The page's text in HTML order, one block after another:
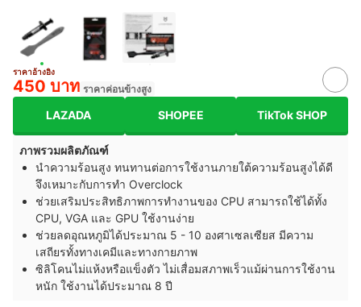
ราคาอ้างอิง
450 บาท ราคาค่อนข้างสูง
LAZADA SHOPEE TikTok SHOP
ภาพรวมผลิตภัณฑ์
นำความร้อนสูง ทนทานต่อการใช้งานภายใต้ความร้อนสูงได้ดี
จึงเหมาะกับการทำ Overclock
ช่วยเสริมประสิทธิภาพการทำงานของ CPU สามารถใช้ได้ทั้ง
CPU, VGA และ GPU ใช้งานง่าย
ช่วยลดอุณหภูมิได้ประมาณ 5 - 10 องศาเซลเซียส มีความ
เสถียรทั้งทางเคมีและทางกายภาพ
ซิลิโคนไม่แห้งหรือแข็งตัว ไม่เสื่อมสภาพเร็วแม้ผ่านการใช้งาน
หนัก ใช้งานได้ประมาณ 8 ปี